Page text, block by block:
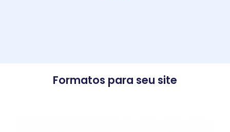
Formatos para seu site